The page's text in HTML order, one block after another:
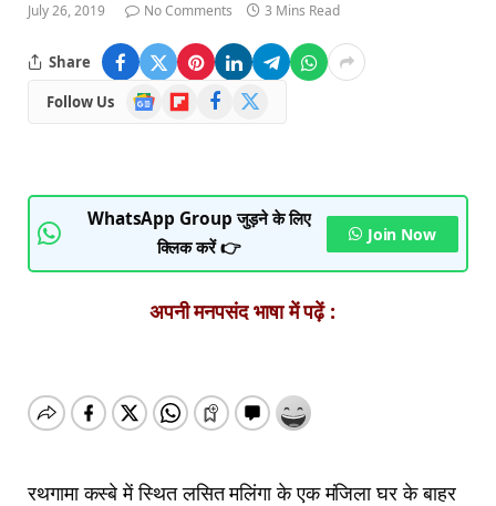
July 26, 2019 No Comments 3 Mins Read
Share
Follow Us
Google
News
FlipboardFacebook
WhatsApp Group जुड़ने के लिए
क्लिक करें 👉
Join Now
अपनी मनपसंद भाषा में पढ़ें :
रथगामा कस्बे में स्थित लसित मलिंगा के एक मंजिला घर के बाहर